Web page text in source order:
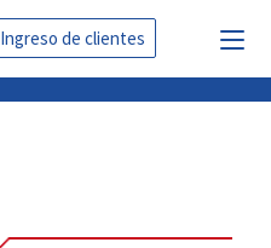
Ingreso de clientes